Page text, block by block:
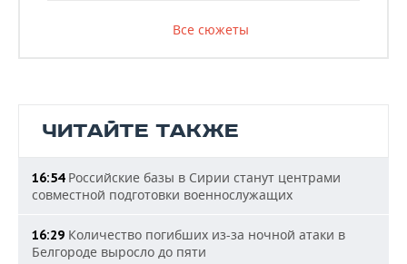
Все сюжеты
ЧИТАЙТЕ ТАКЖЕ
16:54Российские базы в Сирии станут центрами
совместной подготовки военнослужащих
16:29 Количество погибших из-за ночной атаки в
Белгороде выросло до пяти